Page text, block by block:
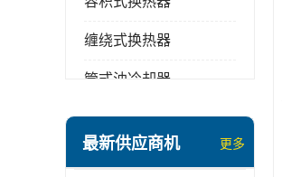
缠绕式换热器
管式油冷却器
盘管换热
最新供应商机 更多